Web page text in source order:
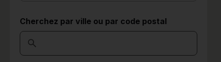
Cherchez par ville ou par code postal